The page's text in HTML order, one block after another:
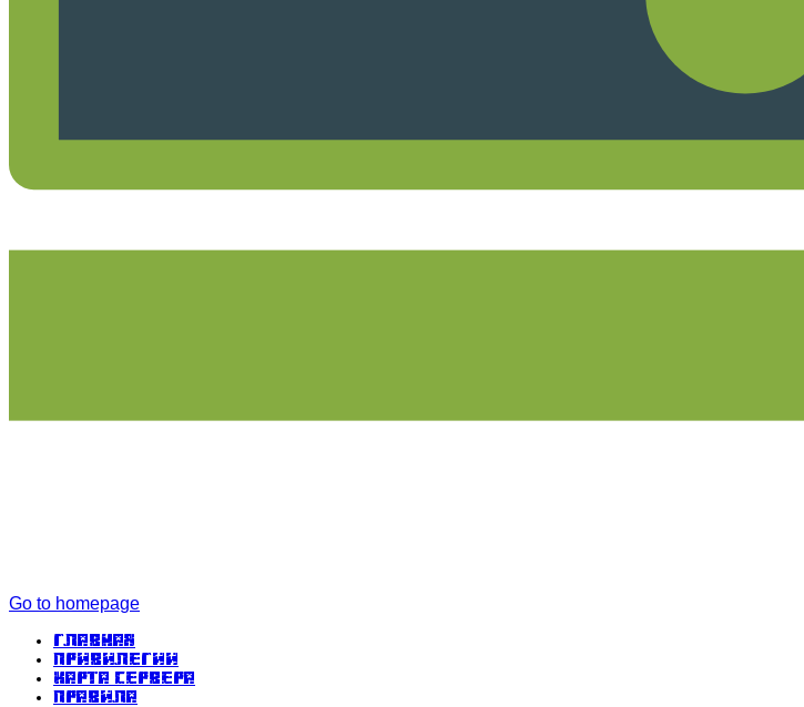
Go to homepage
Главная
Привилегии
Карта сервера
Правила